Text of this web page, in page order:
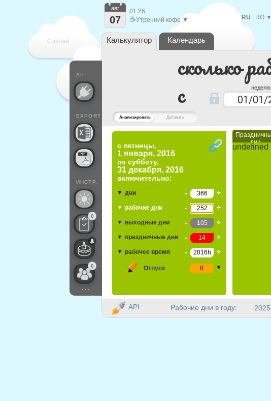
Анализировать Добавить
сколько
c
с пятницы,
1 января, 2016
по субботу,
31 декабря, 2016
включительно:
▼ дни - +
▼ рабочие дни - +
▼ выходные дни - +
▼ праздничные дни - +
▼ рабочее время - +
Отпуск ▼
дни
undefined
Сделай
RU RO ▼
API
EXPORT
ИНСТР.
0
0
...
авг
07
01:26
☕Утренний кофе ▼
Калькулятор Календарь
Рабочие дни в году: 2025
API